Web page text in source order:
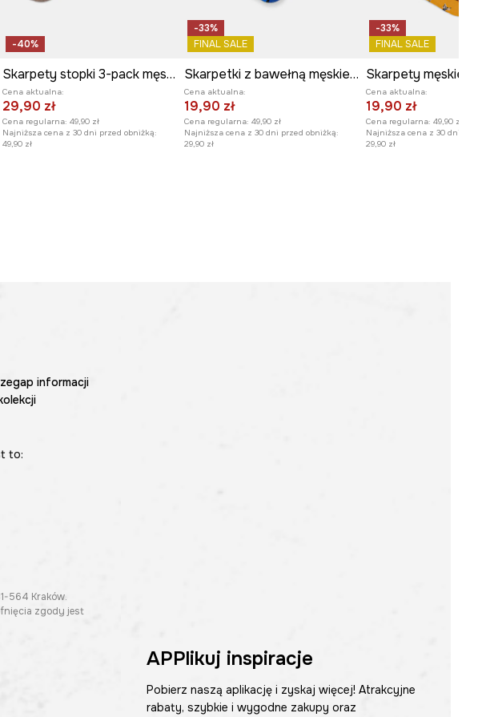
-40%
Skarpety stopki 3-pack męskie z bawełną
Cena aktualna:
29,90 zł
Cena regularna: 49,90 zł
Najniższa cena z 30 dni przed obniżką:
49,90 zł
-33%
FINAL SALE
Skarpetki z bawełną męskie wzorzyste (2-pack)
Cena aktualna:
19,90 zł
Cena regularna: 49,90 zł
Najniższa cena z 30 dni przed obniżką:
29,90 zł
-33%
FINAL SALE
Cena aktualna:
19,90 zł
Cena regularna: 49,90 zł
Najniższa cena z 30 dni przed
29,90 zł
informacji
to:
564 Kraków.
zgody jest
APPlikuj inspiracje
Pobierz naszą aplikację i zyskaj więcej! Atrakcyjne
rabaty, szybkie i wygodne zakupy oraz